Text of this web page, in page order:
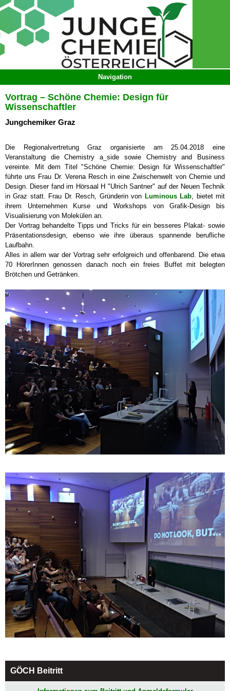
Vortrag – Schöne Chemie: Design für
Wissenschaftler
Jungchemiker Graz
Die Regionalvertretung Graz organisierte am 25.04.2018 eine
Veranstaltung die Chemistry a_side sowie Chemistry and Business
vereinte. Mit dem Titel "Schöne Chemie: Design für Wissenschaftler"
führte uns Frau Dr. Verena Resch in eine Zwischenwelt von Chemie und
Design. Dieser fand im Hörsaal H "Ulrich Santner" auf der Neuen Technik
in Graz statt. Frau Dr. Resch, Gründerin von Luminous Lab, bietet mit
ihrem Unternehmen Kurse und Workshops von Grafik-Design bis
Visualisierung von Molekülen an.
Der Vortrag behandelte Tipps und Tricks für ein besseres Plakat- sowie
Präsentationsdesign, ebenso wie ihre überaus spannende berufliche
Laufbahn.
Alles in allem war der Vortrag sehr erfolgreich und offenbarend. Die etwa
70 HörerInnen genossen danach noch ein freies Buffet mit belegten
Brötchen und Getränken.
GÖCH Beitritt